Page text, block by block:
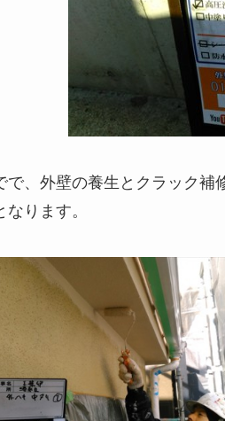
で、外壁の養生とクラック
なります。